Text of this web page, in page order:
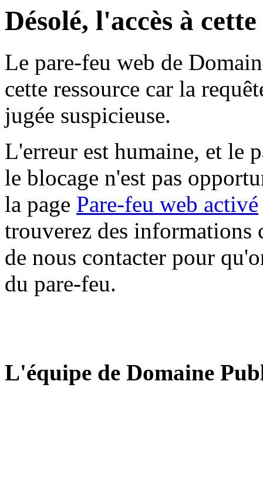
Désolé, l'accès à
Le pare-feu web de
cette ressource car la
jugée suspicieuse.
L'erreur est humaine, et le
le blocage n'est pas
la page Pare-feu web activé
trouverez des informations
de nous contacter pour
du pare-feu.
L'équipe de Domaine